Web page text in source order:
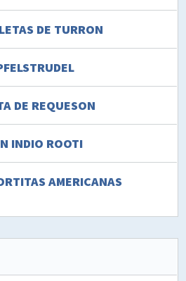
DE TURRON
DE REQUESON
INDIO ROOTI
AMERICANAS